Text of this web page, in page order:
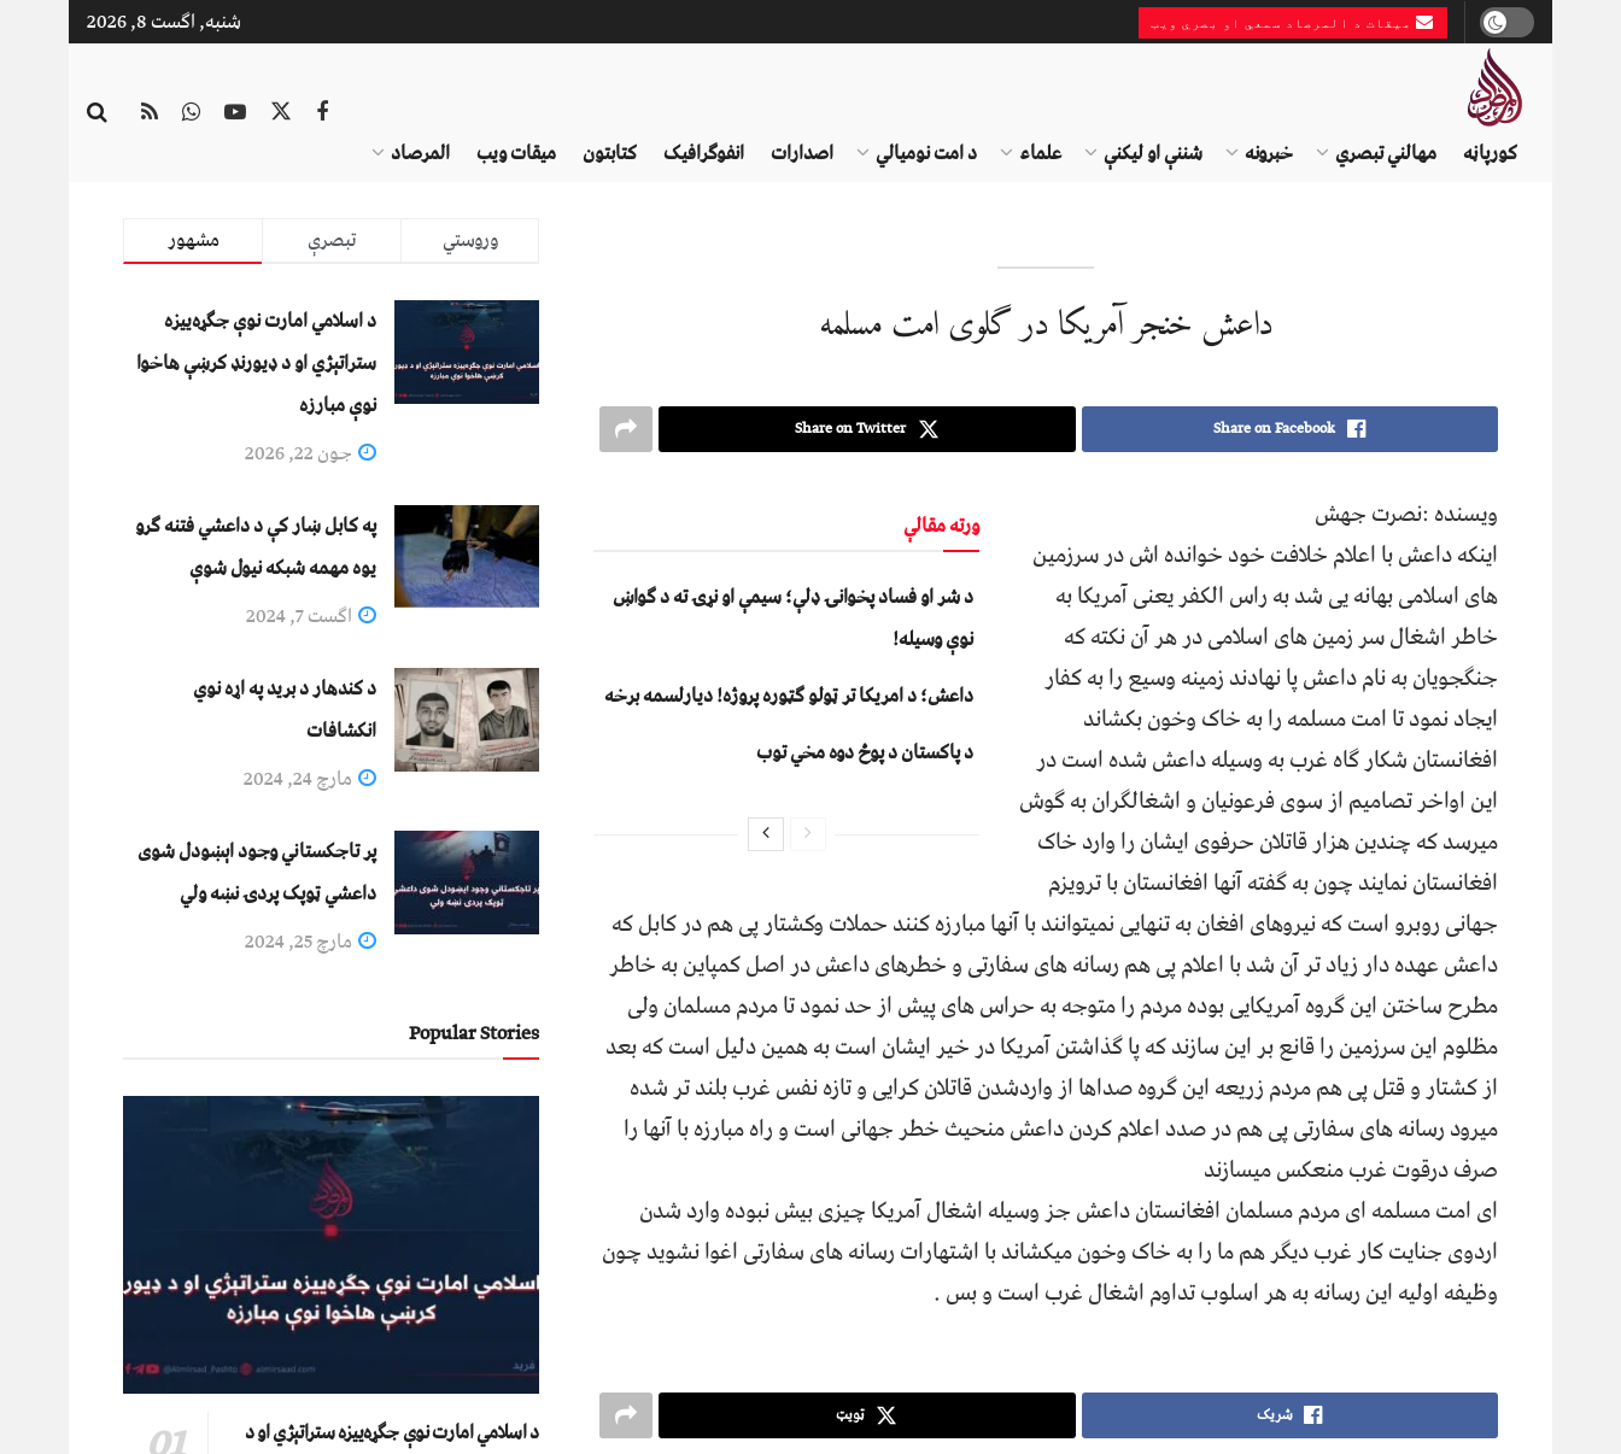
میقات د المرصاد سمعي او بصري ویب شنبه, اگست 8, 2026
کورپاڼه مهالني تبصري خبرونه شننې او لیکنې علماء د امت نومیالي اصدارات انفوګرافیک کتابتون میقات ویب المرصاد
داعش خنجر آمریکا در گلوی امت مسلمه
Share on Facebook
Share on Twitter
ورته مقالې
د شر او فساد پخوانۍ ډلې؛ سیمې او نړۍ ته د ګواښ
نوې وسیله!
داعش؛ د امریکا تر ټولو ګټوره پروژه! دیارلسمه برخه
د پاکستان د پوځ دوه مخي توب
ويسنده :نصرت جهش
اینکه داعش با اعلام خلافت خود خوانده اش در سرزمین
های اسلامی بهانه یی شد به راس الکفر یعنی آمریکا به
خاطر اشغال سر زمین های اسلامی در هر آن نکته که
جنگجویان به نام داعش پا نهادند زمینه وسیع را به کفار
ایجاد نمود تا امت مسلمه را به خاک وخون بکشاند
افغانستان شکار گاه غرب به وسیله داعش شده است در
این اواخر تصامیم از سوی فرعونیان و اشغالگران به گوش
میرسد که چندین هزار قاتلان حرفوی ایشان را وارد خاک
افغانستان نمایند چون به گفته آنها افغانستان با ترویزم
جهانی روبرو است که نیروهای افغان به تنهایی نمیتوانند با آنها مبارزه کنند حملات وکشتار پی هم در کابل که
داعش عهده دار زیاد تر آن شد با اعلام پی هم رسانه های سفارتی و خطرهای داعش در اصل کمپاین به خاطر
مطرح ساختن این گروه آمریکایی بوده مردم را متوجه به حراس های پیش از حد نمود تا مردم مسلمان ولی
مظلوم این سرزمین را قانع بر این سازند که پا گذاشتن آمریکا در خیر ایشان است به همین دلیل است که بعد
از کشتار و قتل پی هم مردم زریعه این گروه صداها از واردشدن قاتلان کرایی و تازه نفس غرب بلند تر شده
میرود رسانه های سفارتی پی هم در صدد اعلام کردن داعش منحیث خطر جهانی است و راه مبارزه با آنها را
صرف درقوت غرب منعکس میسازند
ای امت مسلمه ای مردم مسلمان افغانستان داعش جز وسیله اشغال آمریکا چیزی بیش نبوده وارد شدن
اردوی جنایت کار غرب دیگر هم ما را به خاک وخون میکشاند با اشتهارات رسانه های سفارتی اغوا نشوید چون
وظیفه اولیه این رسانه به هر اسلوب تداوم اشغال غرب است و بس .
شریک ټویټ
مشهور تبصرې وروستي
د اسلامي امارت نوې جګړه‌ییزه
ستراتېژي او د ډیورنډ کرښې هاخوا
نوې مبارزه
جون 22, 2026
په کابل ښار کې د داعشي فتنه ګرو
يوه مهمه شبکه نيول شوې
اگست 7, 2024
د کندهار د برید په اړه نوي
انکشافات
مارچ 24, 2024
پر تاجکستاني وجود اېښودل شوی
داعشي ټوپک پردۍ نښه ولي
مارچ 25, 2024
Popular Stories
د اسلامي امارت نوې جګړه‌ییزه ستراتېژي او د